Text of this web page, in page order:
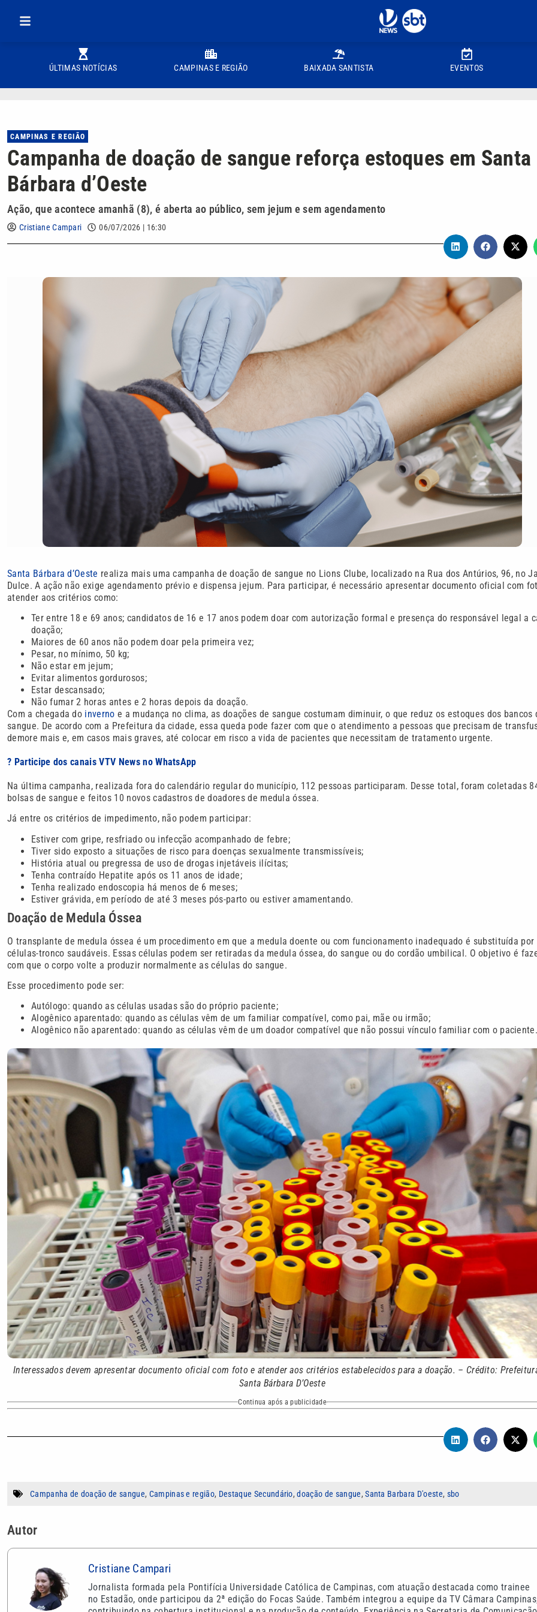
ÚLTIMAS NOTÍCIAS CAMPINAS E REGIÃO BAIXADA SANTISTA EVENTOS
CAMPINAS E REGIÃO
Campanha de doação de sangue reforça estoques em Santa
Bárbara d’Oeste
Ação, que acontece amanhã (8), é aberta ao público, sem jejum e sem agendamento
Cristiane Campari 06/07/2026 | 16:30
Santa Bárbara d’Oeste realiza mais uma campanha de doação de sangue no Lions Clube, localizado na Rua dos Antúrios, 96, no
Dulce. A ação não exige agendamento prévio e dispensa jejum. Para participar, é necessário apresentar documento oficial com
atender aos critérios como:
Ter entre 18 e 69 anos; candidatos de 16 e 17 anos podem doar com autorização formal e presença do responsável legal a
doação;
Maiores de 60 anos não podem doar pela primeira vez;
Pesar, no mínimo, 50 kg;
Não estar em jejum;
Evitar alimentos gordurosos;
Estar descansado;
Não fumar 2 horas antes e 2 horas depois da doação.
Com a chegada do inverno e a mudança no clima, as doações de sangue costumam diminuir, o que reduz os estoques dos bancos
sangue. De acordo com a Prefeitura da cidade, essa queda pode fazer com que o atendimento a pessoas que precisam de
demore mais e, em casos mais graves, até colocar em risco a vida de pacientes que necessitam de tratamento urgente.
? Participe dos canais VTV News no WhatsApp
Na última campanha, realizada fora do calendário regular do município, 112 pessoas participaram. Desse total, foram coletadas
bolsas de sangue e feitos 10 novos cadastros de doadores de medula óssea.
Já entre os critérios de impedimento, não podem participar:
Estiver com gripe, resfriado ou infecção acompanhado de febre;
Tiver sido exposto a situações de risco para doenças sexualmente transmissíveis;
História atual ou pregressa de uso de drogas injetáveis ilícitas;
Tenha contraído Hepatite após os 11 anos de idade;
Tenha realizado endoscopia há menos de 6 meses;
Estiver grávida, em período de até 3 meses pós-parto ou estiver amamentando.
Doação de Medula Óssea
O transplante de medula óssea é um procedimento em que a medula doente ou com funcionamento inadequado é substituída por
células-tronco saudáveis. Essas células podem ser retiradas da medula óssea, do sangue ou do cordão umbilical. O objetivo é
com que o corpo volte a produzir normalmente as células do sangue.
Esse procedimento pode ser:
Autólogo: quando as células usadas são do próprio paciente;
Alogênico aparentado: quando as células vêm de um familiar compatível, como pai, mãe ou irmão;
Alogênico não aparentado: quando as células vêm de um doador compatível que não possui vínculo familiar com o
Interessados devem apresentar documento oficial com foto e atender aos critérios estabelecidos para a doação. – Crédito:
Santa Bárbara D’Oeste
Continua após a publicidade
Campanha de doação de sangue, Campinas e região, Destaque Secundário,doação de sangue,Santa Barbara D'oeste, sbo
Autor
Cristiane Campari
Jornalista formada pela Pontifícia Universidade Católica de Campinas, com atuação destacada como trainee
no Estadão, onde participou da 2ª edição do Focas Saúde. Também integrou a equipe da TV Câmara